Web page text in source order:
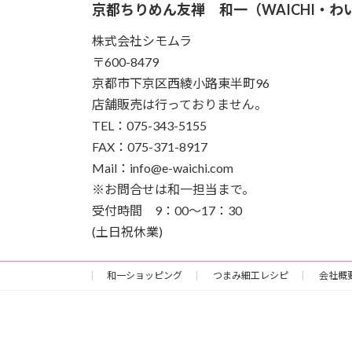
京都ちりめん友禅 和一（WAICHI・わい
株式会社シモムラ
〒600-8479
京都市下京区西綾小路東半町96
店舗販売は行っておりません。
TEL：075-343-5155
FAX：075-371-8917
Mail：info@e-waichi.com
※お問合せは和一担当まで。
受付時間 9：00～17：30
(土日祝休業)
和一ショッピング つまみ細工レシピ 会社概